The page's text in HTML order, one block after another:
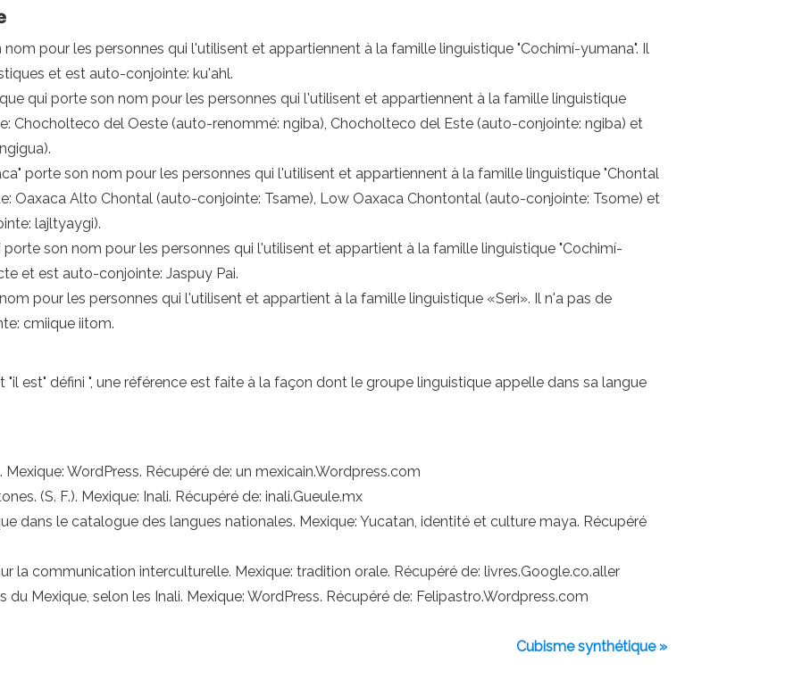
pour les personnes qui l'utilisent et appartiennent à la famille linguistique "Cochimí-yumana". Il
et est auto-conjointe: ku'ahl.
qui porte son nom pour les personnes qui l'utilisent et appartiennent à la famille linguistique
Chocholteco del Oeste (auto-renommé: ngiba), Chocholteco del Este (auto-conjointe: ngiba) et
porte son nom pour les personnes qui l'utilisent et appartiennent à la famille linguistique "Chontal
Oaxaca Alto Chontal (auto-conjointe: Tsame), Low Oaxaca Chontontal (auto-conjointe: Tsome) et
lajltyaygi).
porte son nom pour les personnes qui l'utilisent et appartient à la famille linguistique "Cochimí-
et est auto-conjointe: Jaspuy Pai.
pour les personnes qui l'utilisent et appartient à la famille linguistique «Seri». Il n'a pas de
cmiique iitom.
est" défini ", une référence est faite à la façon dont le groupe linguistique appelle dans sa langue
Mexique: WordPress. Récupéré de: un mexicain.Wordpress.com
(S. F.). Mexique: Inali. Récupéré de: inali.Gueule.mx
dans le catalogue des langues nationales. Mexique: Yucatan, identité et culture maya. Récupéré
la communication interculturelle. Mexique: tradition orale. Récupéré de: livres.Google.co.aller
du Mexique, selon les Inali. Mexique: WordPress. Récupéré de: Felipastro.Wordpress.com
Cubisme synthétique »